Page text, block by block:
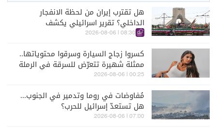
هل تقترب إيران من لحظة الانفجار
الداخلي؟ تقرير اسرائيلي يكشف
الكواليس
08:30 | 2026-08-06
كسروا زجاج السيارة وسرقوا محتوياتها..
ممثلة شهيرة تتعرّض للسرقة في الرملة
البيضاء (فيديو)
00:25 | 2026-08-06
مُفاوضات في روما وتدمير في الجنوب...
هل تستعدّ إسرائيل للحرب؟
07:00 | 2026-08-06